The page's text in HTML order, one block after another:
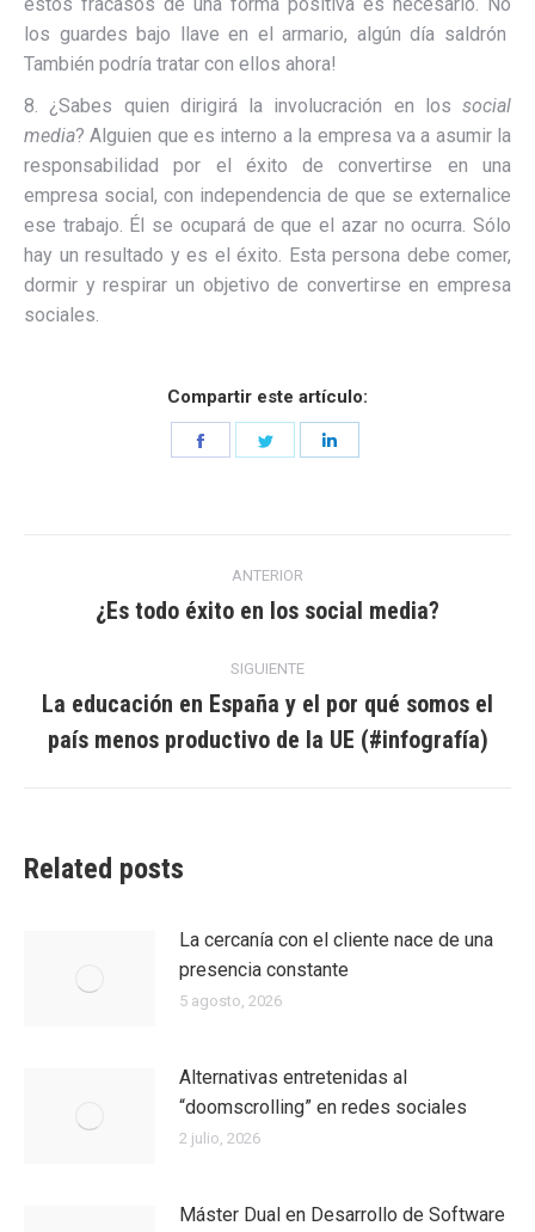
los guardes bajo llave en el armario, algún día saldrón
También podría tratar con ellos ahora!
8. ¿Sabes quien dirigirá la involucración en los social
media? Alguien que es interno a la empresa va a asumir la
responsabilidad por el éxito de convertirse en una
empresa social, con independencia de que se externalice
ese trabajo. Él se ocupará de que el azar no ocurra. Sólo
hay un resultado y es el éxito. Esta persona debe comer,
dormir y respirar un objetivo de convertirse en empresa
sociales.
Compartir este artículo:
Share
entre
ANTERIOR
Entrada
¿Es todo éxito en los social media?
SIGUIENTE
Entrada
siguiente:
La educación en España y el por qué somos el
país menos productivo de la UE (#infografía)
Related posts
La cercanía con el cliente nace de una
presencia constante
5 agosto, 2026
Alternativas entretenidas al
“doomscrolling” en redes sociales
2 julio, 2026
Máster Dual en Desarrollo de Software